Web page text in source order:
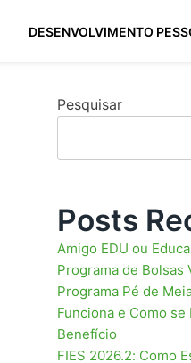
DESENVOLVIMENTO
Pesquisar
Posts
Amigo EDU ou
Programa de Bolsas
Programa Pé de
Funciona e Como
Benefício
FIES 2026.2: Como